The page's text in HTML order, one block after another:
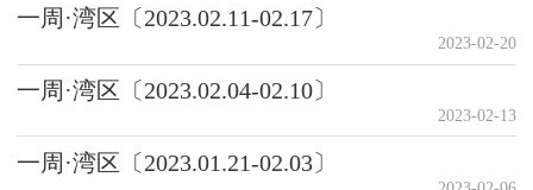
一周·湾区〔2023.02.11-02.17〕
2023-02-20
一周·湾区〔2023.02.04-02.10〕
2023-02-13
一周·湾区〔2023.01.21-02.03〕